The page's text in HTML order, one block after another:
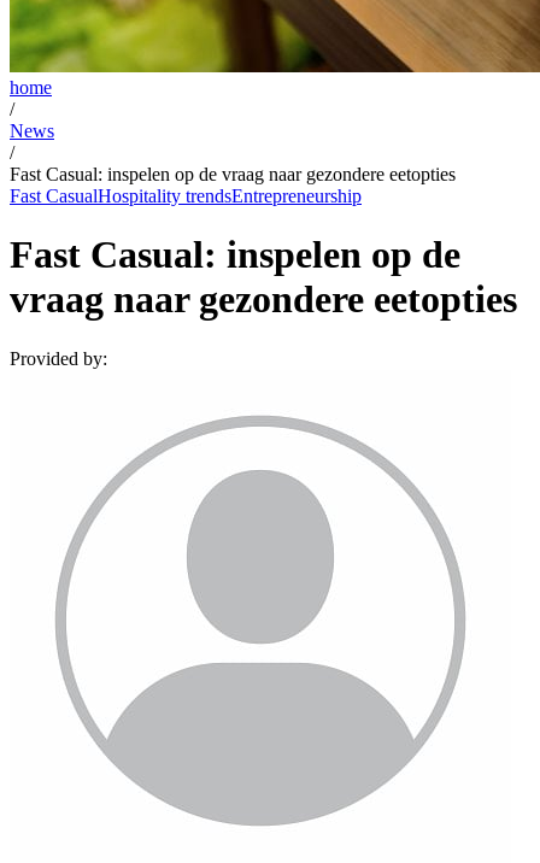
home
/
News
/
Fast Casual: inspelen op de vraag naar gezondere eetopties
Fast CasualHospitality trendsEntrepreneurship
Fast Casual: inspelen op de
vraag naar gezondere eetopties
Provided by: